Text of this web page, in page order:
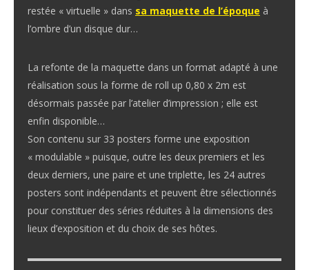
restée « virtuelle » dans sa maquette de l’époque à
l’ombre d’un disque dur…
La refonte de la maquette dans un format adapté à une
réalisation sous la forme de roll up 0,80 x 2m est
désormais passée par l’atelier d’impression ; elle est
enfin disponible…
Son contenu sur 33 posters forme une exposition
« modulable » puisque, outre les deux premiers et les
deux derniers, une paire et une triplette, les 24 autres
posters sont indépendants et peuvent être sélectionnés
pour constituer des séries réduites à la dimensions des
lieux d’exposition et du choix de ses hôtes.